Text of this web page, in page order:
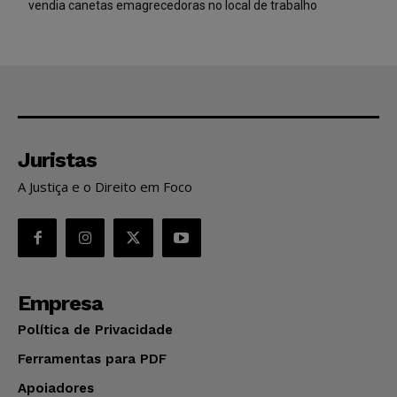
vendia canetas emagrecedoras no local de trabalho
Juristas
A Justiça e o Direito em Foco
Empresa
Política de Privacidade
Ferramentas para PDF
Apoiadores